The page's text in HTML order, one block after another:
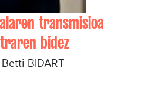
transmisioa
bidez
Betti BIDART